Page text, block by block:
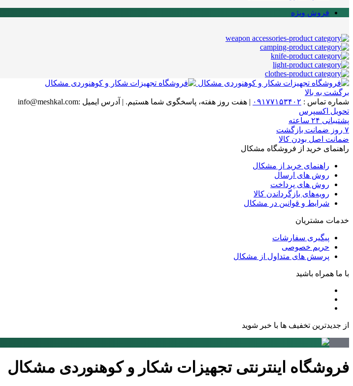
فروش ویژه
برگشت به بالا
شماره تماس : ۰۹۱۷۷۱۵۳۴۰۲ | هفت روز هفته، پاسخگوی شما هستیم. | آدرس ایمیل :info@meshkal.com
تحویل اکسپرس
پشتیبانی ۲۴ ساعته
۷ روز ضمانت بازگشت
ضمانت اصل بودن کالا
راهنمای خرید از فروشگاه مشکال
راهنمای خرید از مشکال
روش های ارسال
روش های پرداخت
رویه‌های بازگرداندن کالا
شرایط و قوانین در مشکال
خدمات مشتریان
پیگیری سفارشات
حریم خصوصی
پرسش های متداول از مشکال
با ما همراه باشید
از جدیدترین تخفیف ها با خبر شوید
فروشگاه اینترنتی تجهیزات شکار و کوهنوردی مشکال